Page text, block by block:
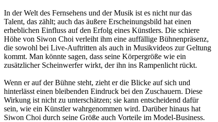
In der Welt des Fernsehens und der Musik ist es nicht nur das
Talent, das zählt; auch das äußere Erscheinungsbild hat einen
erheblichen Einfluss auf den Erfolg eines Künstlers. Die schiere
Höhe von Siwon Choi verleiht ihm eine auffällige Bühnenpräsenz,
die sowohl bei Live-Auftritten als auch in Musikvideos zur Geltung
kommt. Man könnte sagen, dass seine Körpergröße wie ein
zusätzlicher Scheinwerfer wirkt, der ihn ins Rampenlicht rückt.
Wenn er auf der Bühne steht, zieht er die Blicke auf sich und
hinterlässt einen bleibenden Eindruck bei den Zuschauern. Diese
Wirkung ist nicht zu unterschätzen; sie kann entscheidend dafür
sein, wie ein Künstler wahrgenommen wird. Darüber hinaus hat
Siwon Choi durch seine Größe auch Vorteile im Model-Business.